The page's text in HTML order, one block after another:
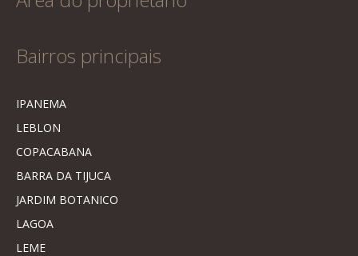
Bairros principais
IPANEMA
LEBLON
COPACABANA
BARRA DA TIJUCA
JARDIM BOTANICO
LAGOA
LEME